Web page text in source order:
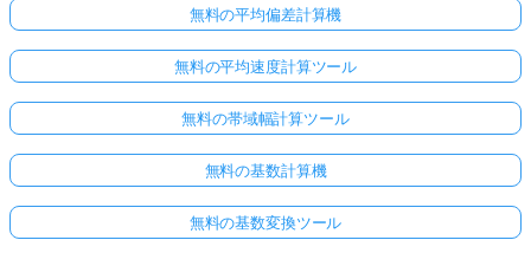
無料の平均偏差計算機
無料の平均速度計算ツール
無料の帯域幅計算ツール
無料の基数計算機
無料の基数変換ツール